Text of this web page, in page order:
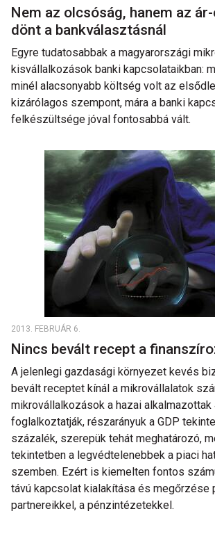
Nem az olcsóság, hanem az
dönt a bankválasztásnál
Egyre tudatosabbak a magyarországi
kisvállalkozások banki kapcsolataikban:
minél alacsonyabb költség volt az
kizárólagos szempont, mára a banki
felkészültsége jóval fontosabbá vált.
2013. FEBRUÁR 6.
Nincs bevált recept a
A jelenlegi gazdasági környezet kevés
bevált receptet kínál a mikrovállalatok
mikrovállalkozások a hazai
foglalkoztatják, részarányuk a GDP
százalék, szerepük tehát meghatározó,
tekintetben a legvédtelenebbek a piaci
szemben. Ezért is kiemelten fontos
távú kapcsolat kialakítása és megőrzése
partnereikkel, a pénzintézetekkel.